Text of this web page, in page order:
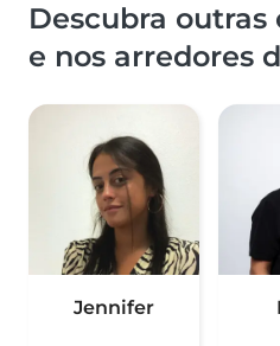
Descubra
e nos arredores
Jennifer